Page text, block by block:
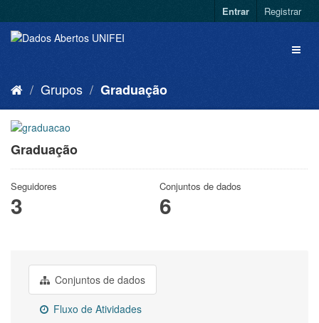
Entrar Registrar
Grupos Graduação
Graduação
Seguidores
3
Conjuntos de dados
6
Conjuntos de dados
Fluxo de Atividades